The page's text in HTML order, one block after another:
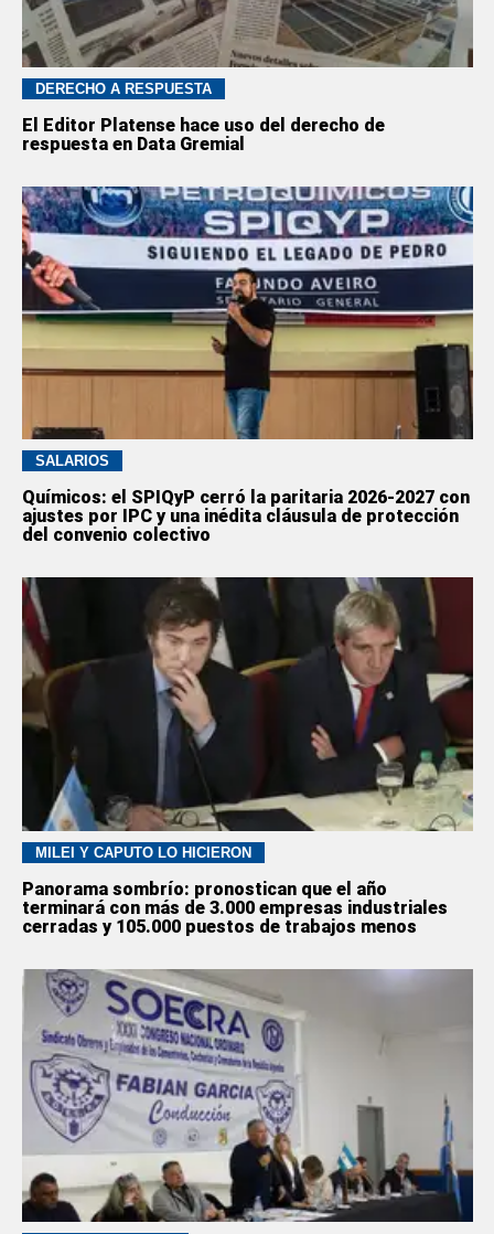
DERECHO A RESPUESTA
El Editor Platense hace uso del derecho de
respuesta en Data Gremial
SALARIOS
Químicos: el SPIQyP cerró la paritaria 2026-2027 con
ajustes por IPC y una inédita cláusula de protección
del convenio colectivo
MILEI Y CAPUTO LO HICIERON
Panorama sombrío: pronostican que el año
terminará con más de 3.000 empresas industriales
cerradas y 105.000 puestos de trabajos menos